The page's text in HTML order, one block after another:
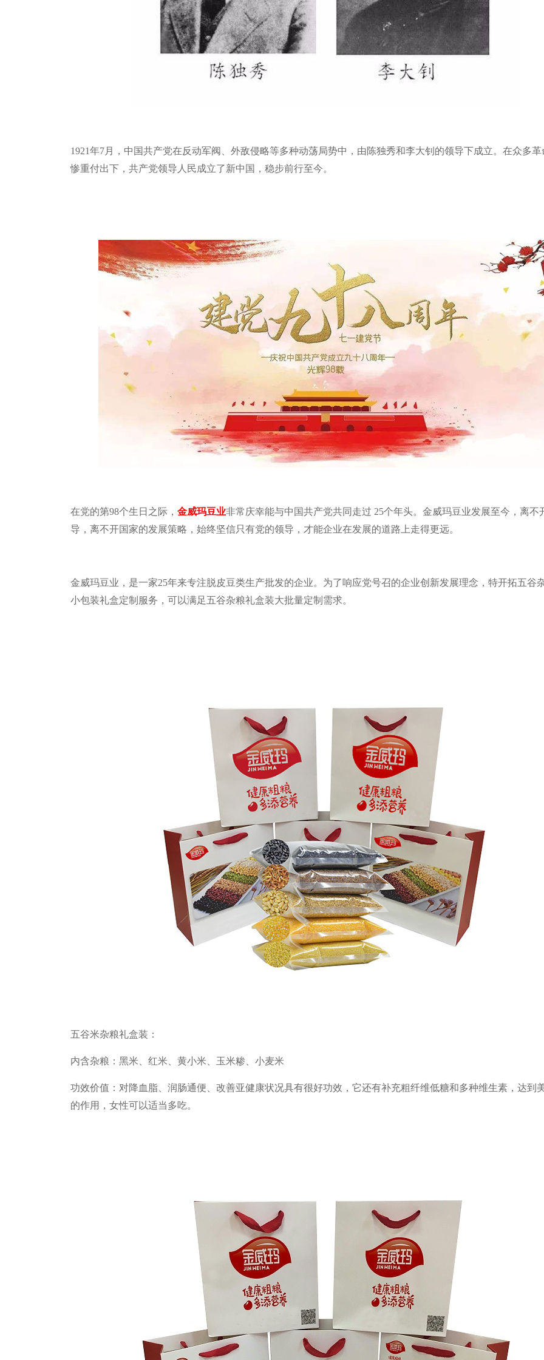
1921年7月，中国共产党在反动军阀、外敌侵略等多种动荡局势中，由陈独秀和李大钊的领导下成立。在众多
惨重付出下，共产党领导人民成立了新中国，稳步前行至今。
在党的第98个生日之际， 金威玛豆业非常庆幸能与中国共产党共同走过 25个年头。金威玛豆业发展至今，离不
导，离不开国家的发展策略，始终坚信只有党的领导，才能企业在发展的道路上走得更远。
金威玛豆业，是一家25年来专注脱皮豆类生产批发的企业。为了响应党号召的企业创新发展理念，特开拓五谷
小包装礼盒定制服务，可以满足五谷杂粮礼盒装大批量定制需求。
五谷米杂粮礼盒装：
内含杂粮：黑米、红米、黄小米、玉米糁、小麦米
功效价值：对降血脂、润肠通便、改善亚健康状况具有很好功效，它还有补充粗纤维低糖和多种维生素，达到
的作用，女性可以适当多吃。